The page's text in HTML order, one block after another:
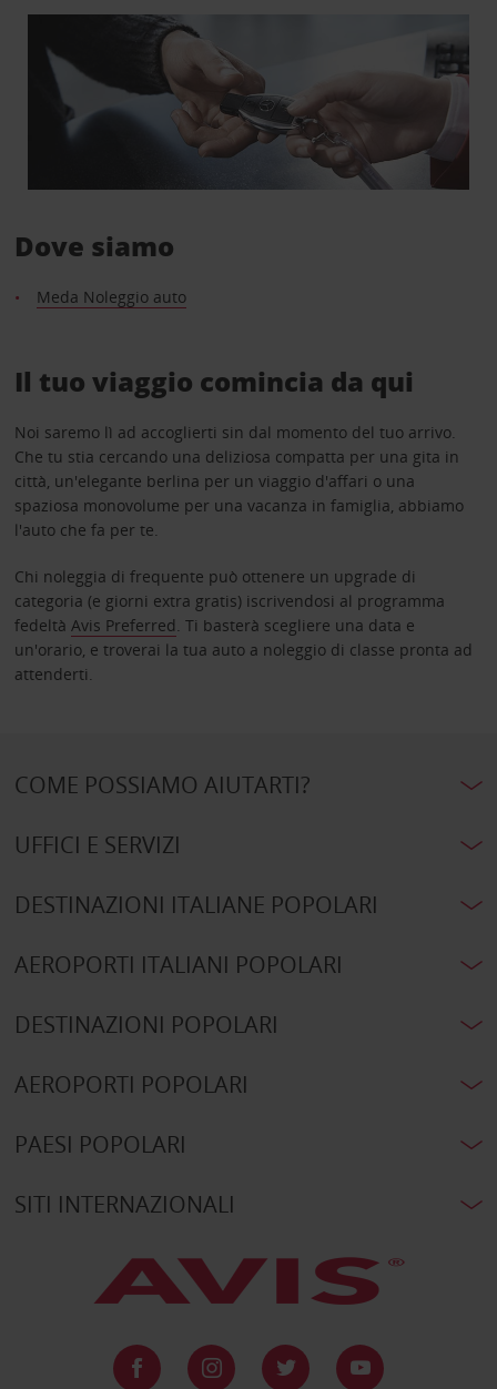
Dove siamo
Meda Noleggio auto
Il tuo viaggio comincia da qui
Noi saremo lì ad accoglierti sin dal momento del tuo arrivo.
Che tu stia cercando una deliziosa compatta per una gita in
città, un'elegante berlina per un viaggio d'affari o una
spaziosa monovolume per una vacanza in famiglia, abbiamo
l'auto che fa per te.
Chi noleggia di frequente può ottenere un upgrade di
categoria (e giorni extra gratis) iscrivendosi al programma
fedeltà Avis Preferred. Ti basterà scegliere una data e
un'orario, e troverai la tua auto a noleggio di classe pronta ad
attenderti.
COME POSSIAMO AIUTARTI?
UFFICI E SERVIZI
DESTINAZIONI ITALIANE POPOLARI
AEROPORTI ITALIANI POPOLARI
DESTINAZIONI POPOLARI
AEROPORTI POPOLARI
PAESI POPOLARI
SITI INTERNAZIONALI